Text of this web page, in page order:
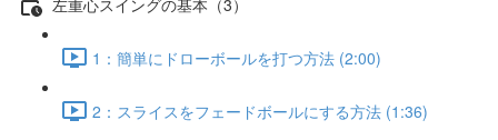
1：簡単にドローボールを打つ方法 (2:00)
2：スライスをフェードボールにする方法 (1:36)